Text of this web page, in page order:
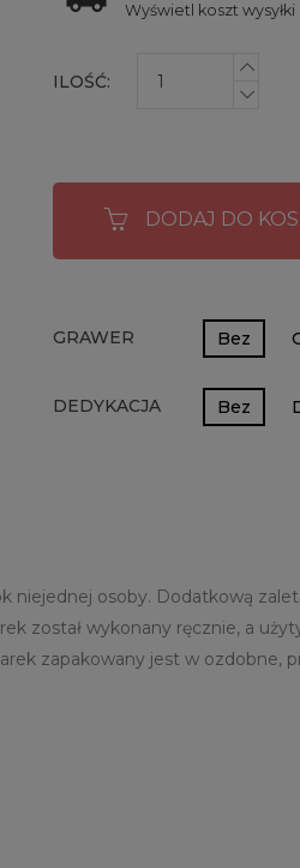
Wyświetl koszt wysyłki
ILOŚĆ:
DODAJ DO
GRAWER Bez
DEDYKACJA Bez
niejednej osoby. Dodatkową
został wykonany ręcznie, a
zapakowany jest w ozdobne,